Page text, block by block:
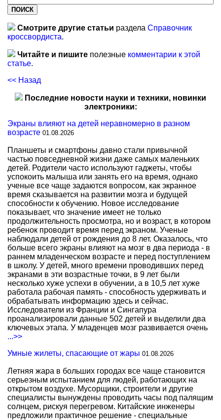
Смотрите другие статьи раздела Справочник
кроссвордиста.
Читайте и пишите полезные комментарии к этой
статье.
<< Назад
Последние новости науки и техники, новинки
электроники:
Экраны влияют на детей неравномерно в разном
возрасте 01.08.2026
Планшеты и смартфоны давно стали привычной
частью повседневной жизни даже самых маленьких
детей. Родители часто используют гаджеты, чтобы
успокоить малыша или занять его на время, однако
ученые все чаще задаются вопросом, как экранное
время сказывается на развитии мозга и будущей
способности к обучению. Новое исследование
показывает, что значение имеет не только
продолжительность просмотра, но и возраст, в котором
ребенок проводит время перед экраном. Ученые
наблюдали детей от рождения до 8 лет. Оказалось, что
больше всего экраны влияют на мозг в два периода - в
раннем младенческом возрасте и перед поступлением
в школу. У детей, много времени проводивших перед
экранами в эти возрастные точки, в 9 лет были
несколько хуже успехи в обучении, а в 10,5 лет хуже
работала рабочая память - способность удерживать и
обрабатывать информацию здесь и сейчас.
Исследователи из Франции и Сингапура
проанализировали данные 502 детей и выделили два
ключевых этапа. У младенцев мозг развивается очень
...>>
Умные жилеты, спасающие от жары 01.08.2026
Летняя жара в больших городах все чаще становится
серьезным испытанием для людей, работающих на
открытом воздухе. Мусорщики, строители и другие
специалисты вынуждены проводить часы под палящим
солнцем, рискуя перегревом. Китайские инженеры
предложили практичное решение - специальные